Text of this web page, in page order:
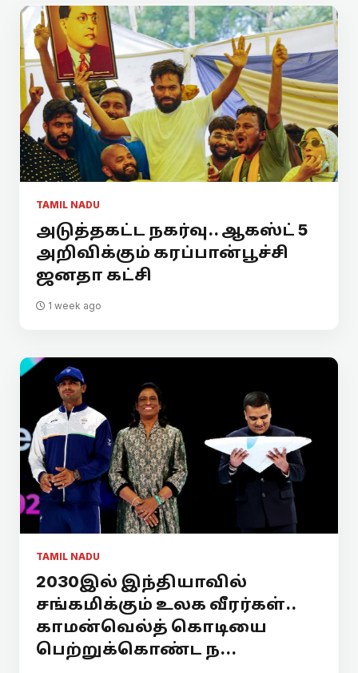
TAMIL NADU
அடுத்தகட்ட நகர்வு.. ஆகஸ்ட் 5
அறிவிக்கும் கரப்பான்பூச்சி
ஜனதா கட்சி
1 week ago
TAMIL NADU
2030இல் இந்தியாவில்
சங்கமிக்கும் உலக வீரர்கள்..
காமன்வெல்த் கொடியை
பெற்றுக்கொண்ட ந...